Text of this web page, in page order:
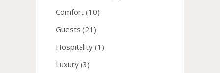
Comfort (10)
Guests (21)
Hospitality (1)
Luxury (3)